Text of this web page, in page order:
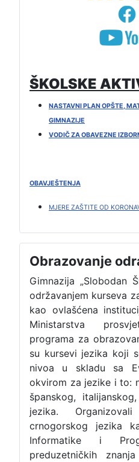
ŠKOLSKE
NASTAVNI PLAN OPŠTE,
GIMNAZIJE
VODIČ ZA OBAVEZNE
OBAVJEŠTENJA
MJERE ZAŠTITE OD
Obrazovanje
Gimnazija „Slobodan
održavanjem kurseva
kao ovlašćena
Ministarstva
programa za
su kursevi jezika koji
nivoa u skladu sa
okvirom za jezike i to:
španskog,
jezika.
crnogorskog jezika
Informatike i
preduzetničkih